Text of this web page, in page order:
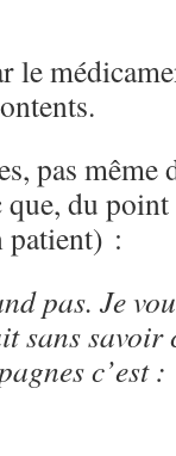
le
pas même
du point
patient) :
pas. Je
sans savoir
c’est